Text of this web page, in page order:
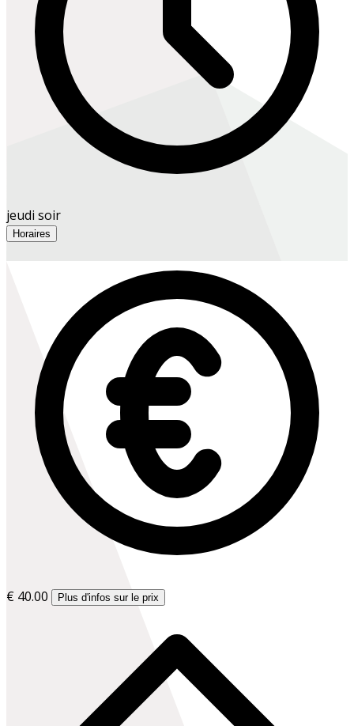
jeudi soir
Horaires
€ 40.00 Plus d'infos sur le prix